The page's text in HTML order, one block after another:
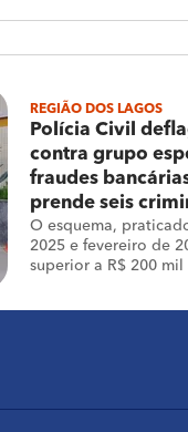
REGIÃO DOS LAGOS
Polícia Civil
contra grupo
fraudes
prende seis
O esquema,
2025 e fevereiro de
superior a R$ 200